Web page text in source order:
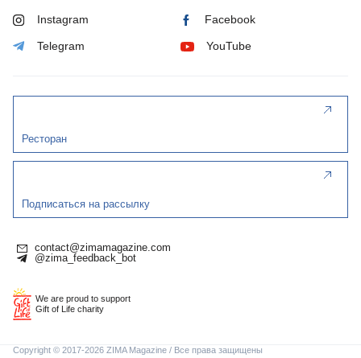
Instagram Facebook
Telegram YouTube
Ресторан
Подписаться на рассылку
contact@zimamagazine.com
@zima_feedback_bot
We are proud to support
Gift of Life charity
Copyright © 2017-2026 ZIMA Magazine / Все права защищены